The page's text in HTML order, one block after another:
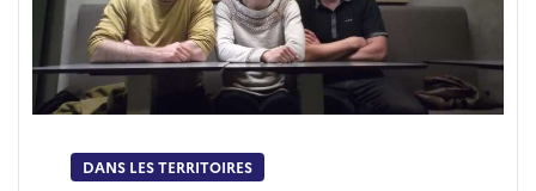
DANS LES TERRITOIRES